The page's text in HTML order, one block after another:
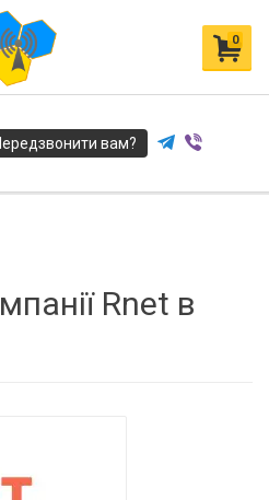
0
вам?
Rnet в